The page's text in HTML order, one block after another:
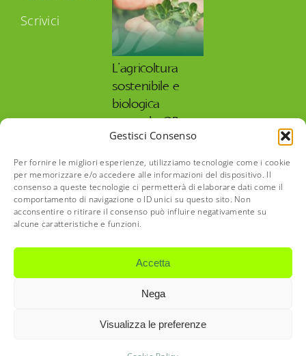
Gestisci Consenso
Per fornire le migliori esperienze, utilizziamo tecnologie come i cookie
per memorizzare e/o accedere alle informazioni del dispositivo. Il
consenso a queste tecnologie ci permetterà di elaborare dati come il
comportamento di navigazione o ID unici su questo sito. Non
acconsentire o ritirare il consenso può influire negativamente su
alcune caratteristiche e funzioni.
Accetta
Nega
Visualizza le preferenze
Scrivici
L’agricoltura
sostenibile e
biologica
secondo OP
Isola Verde
27 Maggio 2026
©2022-23 O.P. Isola Verde Società Agricola Consortile a
Telgate BG | P IVA IT-04007540166 | REA BG – 427458 |
Capitale sociale interamente versato € 10.200,00 |
Cookie Policy | Concept by Mr Keting